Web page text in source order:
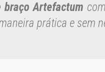
braço Artefactum
prática e sem